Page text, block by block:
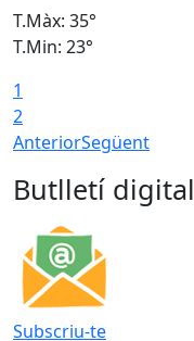
T.Màx: 35°
T.Min: 23°
1
2
AnteriorSegüent
Butlletí digital
Subscriu-te